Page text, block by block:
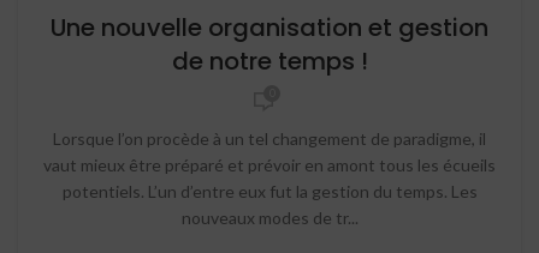
Une nouvelle organisation et gestion
de notre temps !
Lorsque l’on procède à un tel changement de paradigme, il
vaut mieux être préparé et prévoir en amont tous les écueils
potentiels. L’un d’entre eux fut la gestion du temps. Les
nouveaux modes de tr...